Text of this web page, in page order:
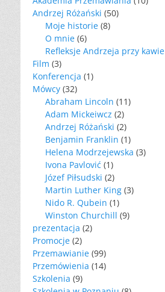
Andrzej Różański (50)
Moje historie (8)
O mnie (6)
Refleksje Andrzeja przy kawie
Film (3)
Konferencja (1)
Mówcy (32)
Abraham Lincoln (11)
Adam Mickeiwcz (2)
Andrzej Różański (2)
Benjamin Franklin (1)
Helena Modrzejewska (3)
Ivona Pavlović (1)
Józef Piłsudski (2)
Martin Luther King (3)
Nido R. Qubein (1)
Winston Churchill (9)
prezentacja (2)
Promocje (2)
Przemawianie (99)
Przemówienia (14)
Szkolenia (9)